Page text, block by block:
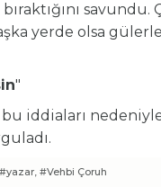
savundu.
yerde olsa
"
iddiaları
#yazar, #Vehbi Çoruh